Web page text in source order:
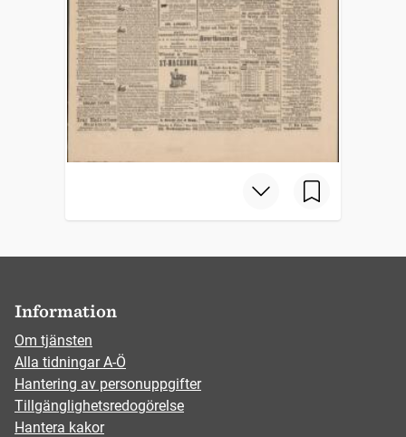
Information
Om tjänsten
Alla tidningar A-Ö
Hantering av personuppgifter
Tillgänglighetsredogörelse
Hantera kakor